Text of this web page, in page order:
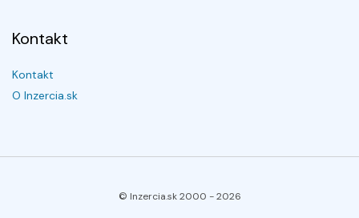
Kontakt
Kontakt
O Inzercia.sk
© Inzercia.sk 2000 -2026